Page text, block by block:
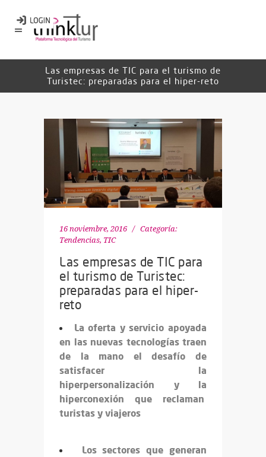
Las empresas de TIC para el turismo de
Turistec: preparadas para el hiper-reto
16 noviembre, 2016
Categoría:
Tendencias, TIC
Las empresas de TIC para
el turismo de Turistec:
preparadas para el hiper-
reto
La oferta y servicio apoyada
en las nuevas tecnologías traen
de la mano el desafío de
satisfacer la
hiperpersonalización y la
hiperconexión que reclaman
turistas y viajeros
Los sectores que generan